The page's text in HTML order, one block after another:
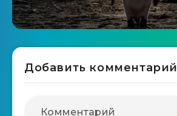
Добавить комментарий